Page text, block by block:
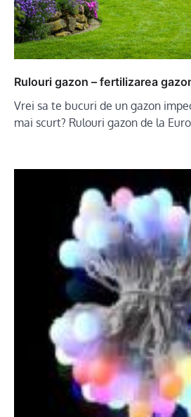
Rulouri gazon – fertilizarea
Vrei sa te bucuri de un gazon
mai scurt? Rulouri gazon de la